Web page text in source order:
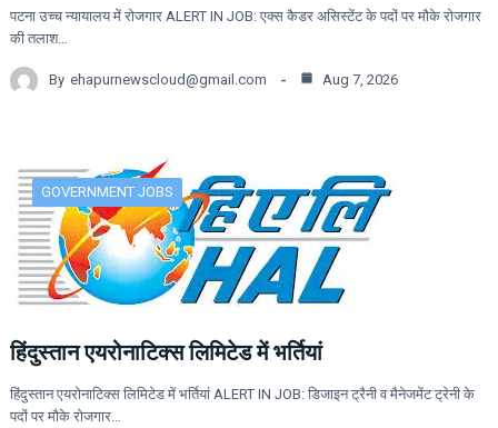
पटना उच्च न्यायालय में रोजगार ALERT IN JOB: एक्स कैडर असिस्टेंट के पदों पर मौके रोजगार
की तलाश…
By ehapurnewscloud@gmail.com Aug 7, 2026
GOVERNMENT JOBS
हिंदुस्तान एयरोनाटिक्स लिमिटेड में भर्तियां
हिंदुस्तान एयरोनाटिक्स लिमिटेड में भर्तियां ALERT IN JOB: डिजाइन ट्रैनी व मैनेजमेंट ट्रेनी के
पदों पर मौके रोजगार…